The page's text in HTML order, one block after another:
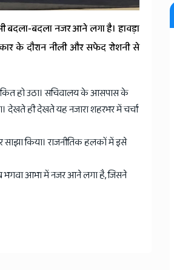
बदला-बदला नजर आने लगा है। हावड़ा
के दौरान नीली और सफेद रोशनी से
हो उठा। सचिवालय के आसपास के
देखते ही देखते यह नजारा शहरभर में चर्चा
किया। राजनीतिक हलकों में इसे
भगवा आभा में नजर आने लगा है, जिसने